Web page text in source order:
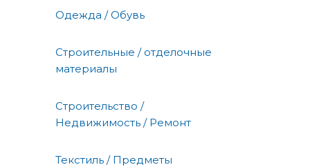
Одежда / Обувь
Строительные / отделочные
материалы
Строительство /
Недвижимость / Ремонт
Текстиль / Предметы